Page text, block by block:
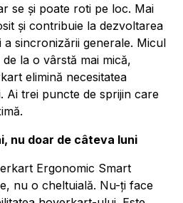
se și poate roti pe loc. Mai
și contribuie la dezvoltarea
sincronizării generale. Micul
la o vârstă mai mică,
elimină necesitatea
Ai trei puncte de sprijin care
nu doar de câteva luni
Ergonomic Smart
nu o cheltuială. Nu-ți face